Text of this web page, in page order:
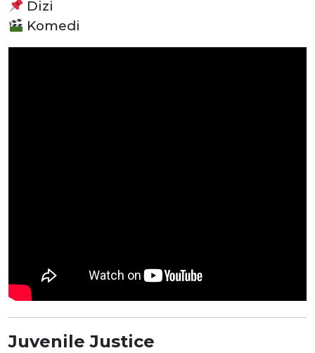
Dizi
Komedi
Juvenile Justice